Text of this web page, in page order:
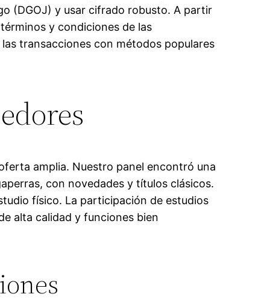
(DGOJ) y usar cifrado robusto. A partir
y condiciones de las
transacciones con métodos populares
amplia. Nuestro panel encontró una
con novedades y títulos clásicos.
físico. La participación de estudios
alta calidad y funciones bien